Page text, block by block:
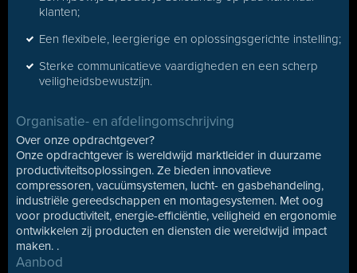
klanten;
Een flexibele, leergierige en oplossingsgerichte instelling;
Sterke communicatieve vaardigheden en een scherp
veiligheidsbewustzijn.
Organisatie- en afdelingomschrijving
Over onze opdrachtgever?
Onze opdrachtgever is wereldwijd marktleider in duurzame
productiviteitsoplossingen. Ze bieden innovatieve
compressoren, vacuümsystemen, lucht- en gasbehandeling,
industriële gereedschappen en montagesystemen. Met oog
voor productiviteit, energie-efficiëntie, veiligheid en ergonomie
ontwikkelen zij producten en diensten die wereldwijd impact
maken. .
Aanbod